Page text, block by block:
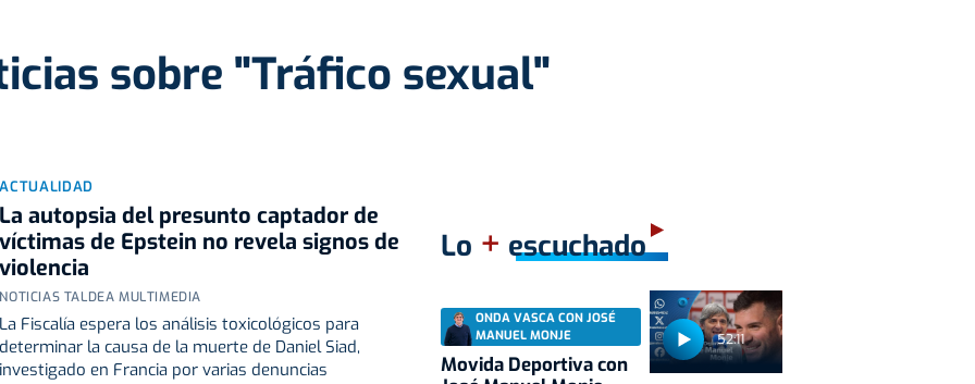
sobre "Tráfico sexual"
ACTUALIDAD
La autopsia del presunto captador de
víctimas de Epstein no revela signos de
violencia
NOTICIAS TALDEA MULTIMEDIA
La Fiscalía espera los análisis toxicológicos para
determinar la causa de la muerte de Daniel Siad,
investigado en Francia por varias denuncias
Lo + escuchado
52:11
ONDA VASCA CON JOSÉ
MANUEL MONJE
Movida Deportiva con